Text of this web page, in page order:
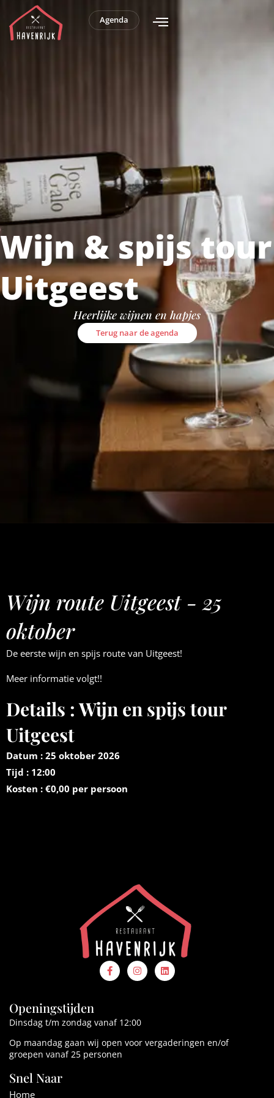
Agenda
Zondag 25
oktober – Wijn en
spijs tour Uitgeest
Wijn & spijs tour
Uitgeest
Heerlijke wijnen en hapjes
Terug naar de agenda
Wijn route Uitgeest - 25
oktober
De eerste wijn en spijs route van Uitgeest!
Meer informatie volgt!!
Details : Wijn en spijs tour
Uitgeest
Datum : 25 oktober 2026
Tijd : 12:00
Kosten : €0,00 per persoon
Openingstijden
Dinsdag t/m zondag vanaf 12:00
Op maandag gaan wij open voor vergaderingen en/of
groepen vanaf 25 personen
Snel Naar
Home